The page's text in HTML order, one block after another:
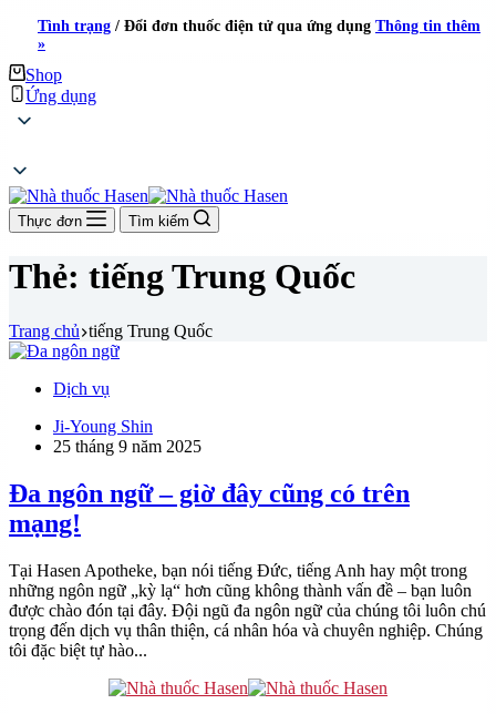
Tình trạng / Đổi đơn thuốc điện tử qua ứng dụng Thông tin thêm
»
Shop
Ứng dụng
Thực đơn Tìm kiếm
Thẻ: tiếng Trung Quốc
Trang chủ tiếng Trung Quốc
Dịch vụ
Ji-Young Shin
25 tháng 9 năm 2025
Đa ngôn ngữ – giờ đây cũng có trên
mạng!
Tại Hasen Apotheke, bạn nói tiếng Đức, tiếng Anh hay một trong
những ngôn ngữ „kỳ lạ“ hơn cũng không thành vấn đề – bạn luôn
được chào đón tại đây. Đội ngũ đa ngôn ngữ của chúng tôi luôn chú
trọng đến dịch vụ thân thiện, cá nhân hóa và chuyên nghiệp. Chúng
tôi đặc biệt tự hào...